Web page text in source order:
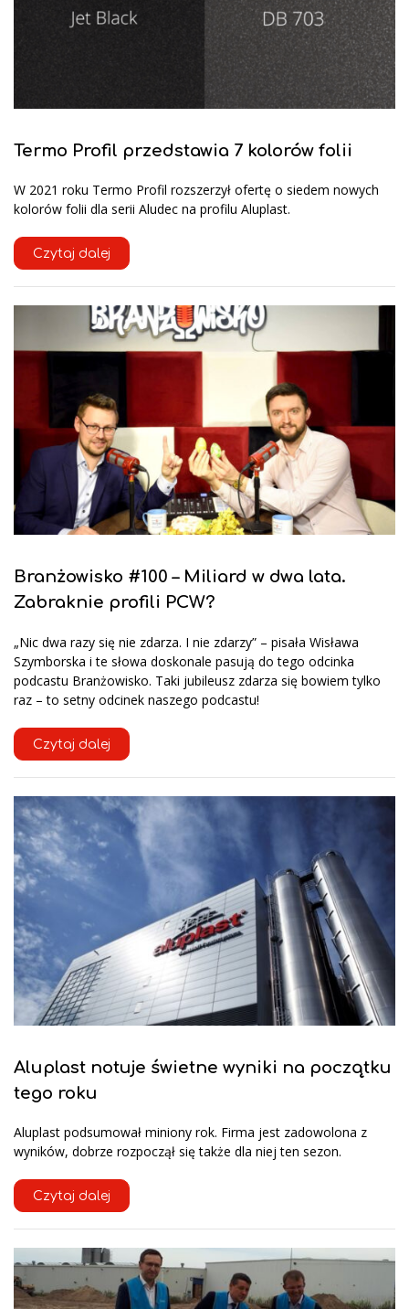
Termo Profil przedstawia 7 kolorów folii
W 2021 roku Termo Profil rozszerzył ofertę o siedem nowych
kolorów folii dla serii Aludec na profilu Aluplast.
Czytaj dalej
Branżowisko #100 – Miliard w dwa lata.
Zabraknie profili PCW?
„Nic dwa razy się nie zdarza. I nie zdarzy” – pisała Wisława
Szymborska i te słowa doskonale pasują do tego odcinka
podcastu Branżowisko. Taki jubileusz zdarza się bowiem tylko
raz – to setny odcinek naszego podcastu!
Czytaj dalej
Aluplast notuje świetne wyniki na początku
tego roku
Aluplast podsumował miniony rok. Firma jest zadowolona z
wyników, dobrze rozpoczął się także dla niej ten sezon.
Czytaj dalej